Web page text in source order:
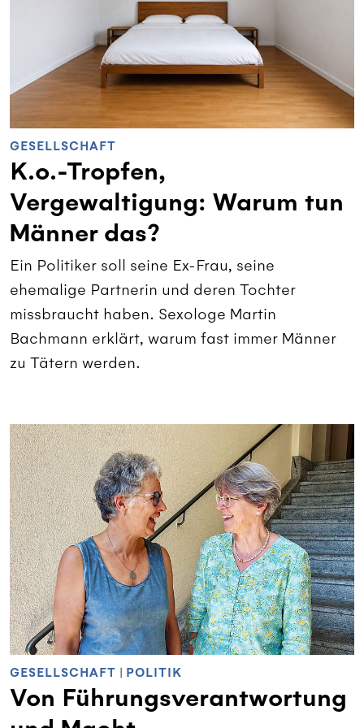
GESELLSCHAFT
K.o.-Tropfen,
Vergewaltigung: Warum tun
Männer das?
Ein Politiker soll seine Ex-Frau, seine
ehemalige Partnerin und deren Tochter
missbraucht haben. Sexologe Martin
Bachmann erklärt, warum fast immer Männer
zu Tätern werden.
GESELLSCHAFT | POLITIK
Von Führungsverantwortung